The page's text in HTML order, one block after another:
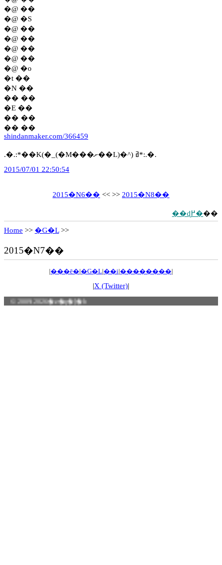
�@ ��
�@ �S
�@ ��
�@ ��
�@ ��
�@ ��
�@ �o
�t ��
�N ��
�� ��
�E ��
�� ��
�� ��
shindanmaker.com/366459
.�.:*��K(�_(�M���ށ��L)�^) ߥ*:.�.
2015/07/01 22:50:54
2015�N6�� << >> 2015�N8��
��ɖ߂���
Home >> �G�L>>
2015�N7��
|���ē�|�G�L|��i|��������|
|X (Twitter)|
© 2009-2026 �z�q�[�b